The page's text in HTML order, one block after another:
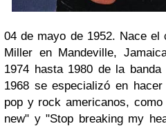
04 de mayo de 1952. Nace el
Miller en Mandeville,
1974 hasta 1980 de la
1968 se especializó en
pop y rock americanos,
new" y "Stop breaking my